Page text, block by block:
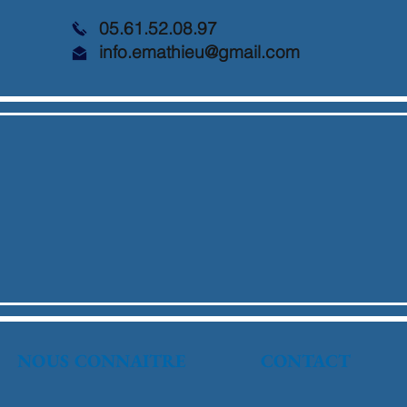
05.61.52.08.97
info.emathieu@gmail.com
NOUS CONNAITRE CONTACT